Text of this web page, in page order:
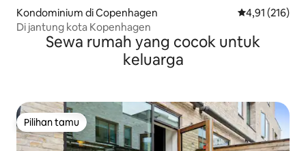
Kondominium di Copenhagen Nilai rata-rata
4,91 (216)
Di jantung kota Kopenhagen
Sewa rumah yang cocok untuk
keluarga
Pilihan tamu
Pilihan tamu